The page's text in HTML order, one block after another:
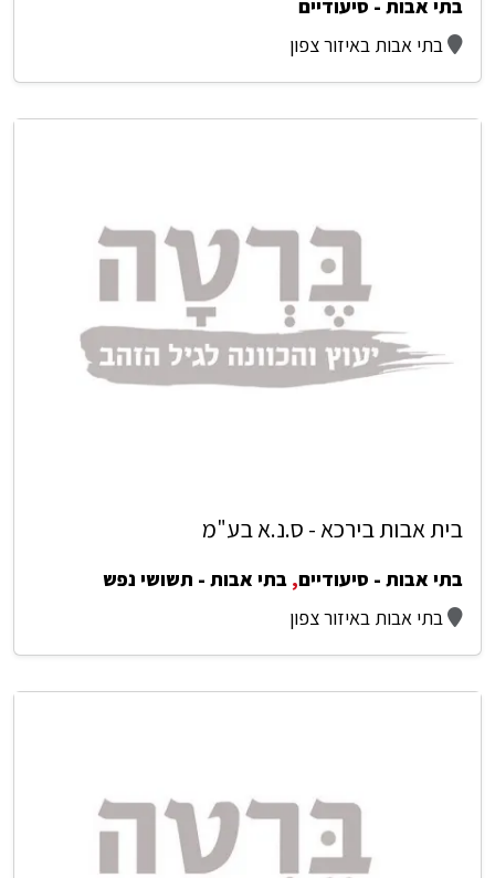
בתי אבות - סיעודיים
בתי אבות באיזור צפון
בית אבות בירכא - ס.נ.א בע"מ
בתי אבות - סיעודיים, בתי אבות - תשושי נפש
בתי אבות באיזור צפון